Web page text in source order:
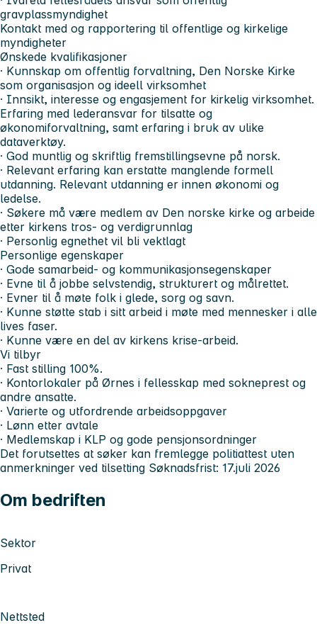
gravplassmyndighet
Kontakt med og rapportering til offentlige og kirkelige
myndigheter
Ønskede kvalifikasjoner
· Kunnskap om offentlig forvaltning, Den Norske Kirke
som organisasjon og ideell virksomhet
· Innsikt, interesse og engasjement for kirkelig virksomhet.
Erfaring med lederansvar for tilsatte og
økonomiforvaltning, samt erfaring i bruk av ulike
dataverktøy.
· God muntlig og skriftlig fremstillingsevne på norsk.
· Relevant erfaring kan erstatte manglende formell
utdanning. Relevant utdanning er innen økonomi og
ledelse.
· Søkere må være medlem av Den norske kirke og arbeide
etter kirkens tros- og verdigrunnlag
· Personlig egnethet vil bli vektlagt
Personlige egenskaper
· Gode samarbeid- og kommunikasjonsegenskaper
· Evne til å jobbe selvstendig, strukturert og målrettet.
· Evner til å møte folk i glede, sorg og savn.
· Kunne støtte stab i sitt arbeid i møte med mennesker i alle
lives faser.
· Kunne være en del av kirkens krise-arbeid.
Vi tilbyr
· Fast stilling 100%.
· Kontorlokaler på Ørnes i fellesskap med sokneprest og
andre ansatte.
· Varierte og utfordrende arbeidsoppgaver
· Lønn etter avtale
· Medlemskap i KLP og gode pensjonsordninger
Det forutsettes at søker kan fremlegge politiattest uten
anmerkninger ved tilsetting Søknadsfrist: 17.juli 2026
Om bedriften
Sektor
Privat
Nettsted